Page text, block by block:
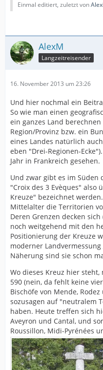
Einmal editiert, zuletzt von
AlexM
Langzeitreisender
16. November 2013 um 23:26
Und hier nochmal ein
So wie man einen
ein ganzes Land
Region/Provinz bzw. ein
eines Landes natürlich
eben "Drei-Regionen-
Jahr in Frankreich gesehen.
Und zwar gibt es im Süden
"Croix des 3 Evèques" also
Kreuze" bezeichnet
Mittelalter die Territorien
Deren Grenzen decken
noch weitgehend mit den
Positionierung der Kreuze
moderner
Näherung sind sie schon
Wo dieses Kreuz hier
590 (nein, da fehlt keine
Bischöfe von Mende,
sozusagen auf "neutralem
haben. Heute treffen sich
Aveyron und Cantal, und
Roussillon, Midi-Pyrénées